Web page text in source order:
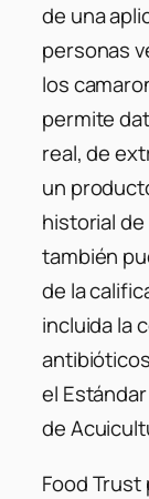
de una
personas
los
permite
real, de
un
historial
también
de la
incluida la
el
de
Food